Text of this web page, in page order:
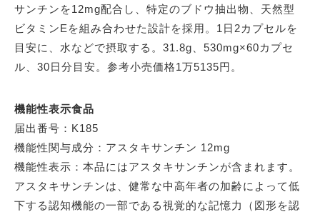
サンチンを12mg配合し、特定のブドウ抽出物、天然型
ビタミンEを組み合わせた設計を採用。1日2カプセルを
目安に、水などで摂取する。31.8g、530mg×60カプセ
ル、30日分目安。参考小売価格1万5135円。
機能性表示食品
届出番号：K185
機能性関与成分：アスタキサンチン 12mg
機能性表示：本品にはアスタキサンチンが含まれます。
アスタキサンチンは、健常な中高年者の加齢によって低
下する認知機能の一部である視覚的な記憶力（図形を認